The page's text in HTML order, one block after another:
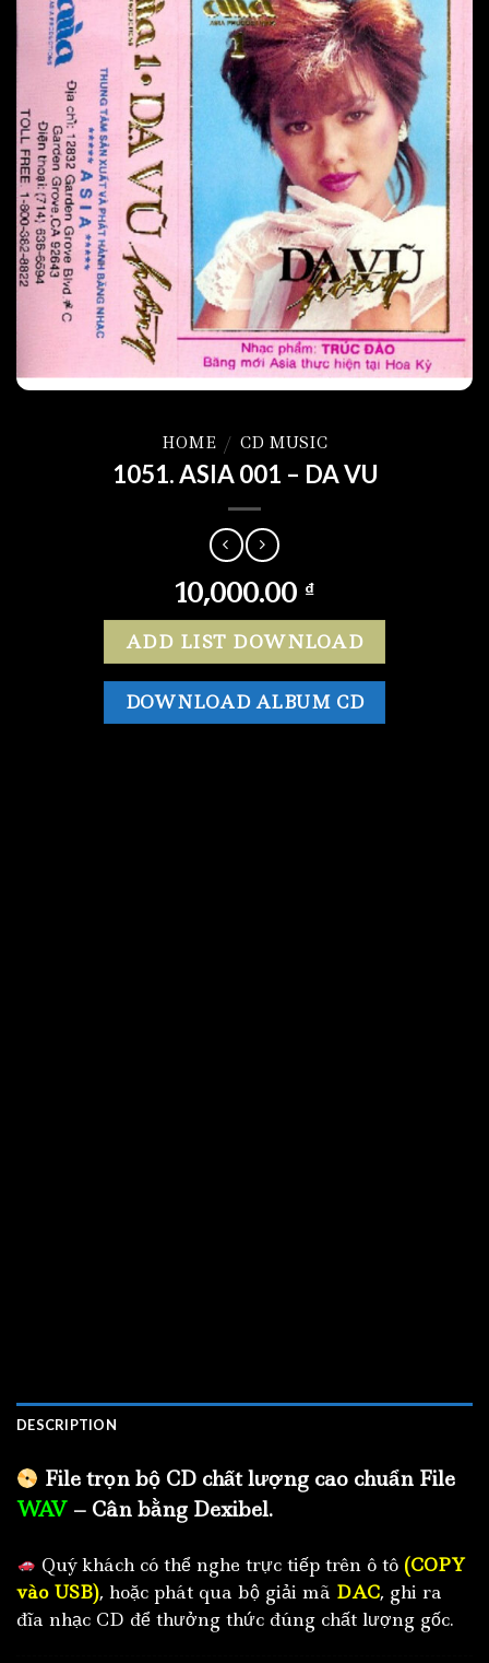
HOME / CD MUSIC
1051. ASIA 001 – DA VU
10,000.00 ₫
ADD LIST DOWNLOAD
DOWNLOAD ALBUM CD
DESCRIPTION
File trọn bộ CD chất lượng cao chuẩn File
WAV – Cân bằng Dexibel.
Quý khách có thể nghe trực tiếp trên ô tô (COPY
vào USB), hoặc phát qua bộ giải mã DAC, ghi ra
đĩa nhạc CD để thưởng thức đúng chất lượng gốc.